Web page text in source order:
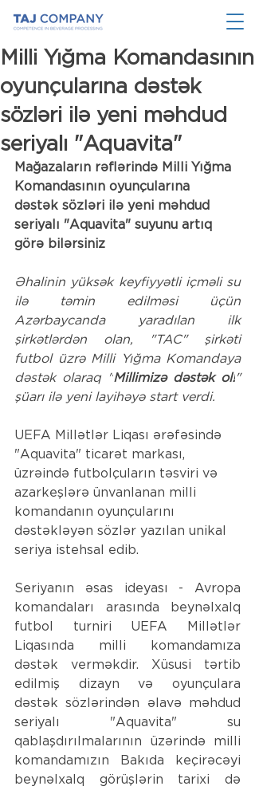
Milli Yığma Komandasının
oyunçularına dəstək
sözləri ilə yeni məhdud
seriyalı "Aquavita"
Mağazaların rəflərində Milli Yığma
Komandasının oyunçularına
dəstək sözləri ilə yeni məhdud
seriyalı "Aquavita" suyunu artıq
görə bilərsiniz
Əhalinin yüksək keyfiyyətli içməli su
ilə təmin edilməsi üçün
Azərbaycanda yaradılan ilk
şirkətlərdən olan, "TAC" şirkəti
futbol üzrə Milli Yığma Komandaya
dəstək olaraq "Millimizə dəstək ol!"
şüarı ilə yeni layihəyə start verdi.
UEFA Millətlər Liqası ərəfəsində
"Aquavita" ticarət markası,
üzrəində futbolçuların təsviri və
azarkeşlərə ünvanlanan milli
komandanın oyunçularını
dəstəkləyən sözlər yazılan unikal
seriya istehsal edib.
Seriyanın əsas ideyası - Avropa
komandaları arasında beynəlxalq
futbol turniri UEFA Millətlər
Liqasında milli komandamıza
dəstək verməkdir. Xüsusi tərtib
edilmiş dizayn və oyunçulara
dəstək sözlərindən əlavə məhdud
seriyalı "Aquavita" su
qablaşdırılmalarının üzərində milli
komandamızın Bakıda keçirəcəyi
beynəlxalq görüşlərin tarixi də